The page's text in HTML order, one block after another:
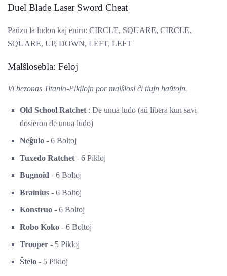
Duel Blade Laser Sword Cheat
Paŭzu la ludon kaj eniru: CIRCLE, SQUARE, CIRCLE,
SQUARE, UP, DOWN, LEFT, LEFT
Malŝlosebla: Feloj
Vi bezonas Titanio-Pikilojn por malŝlosi ĉi tiujn haŭtojn.
Old School Ratchet : De unua ludo (aŭ libera kun savi
dosieron de unua ludo)
Neĝulo - 6 Boltoj
Tuxedo Ratchet - 6 Pikloj
Bugnoid - 6 Boltoj
Brainius - 6 Boltoj
Konstruo - 6 Boltoj
Robo Koko - 6 Boltoj
Trooper - 5 Pikloj
Ŝtelo - 5 Pikloj